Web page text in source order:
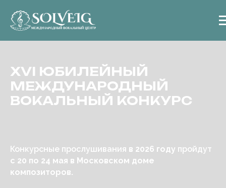
XVI ЮБИЛЕЙНЫЙ
МЕЖДУНАРОДНЫЙ
ВОКАЛЬНЫЙ КОНКУРС
Конкурсные прослушивания в 2026 году пройдут
с 20 по 24 мая в Московском доме
композиторов.